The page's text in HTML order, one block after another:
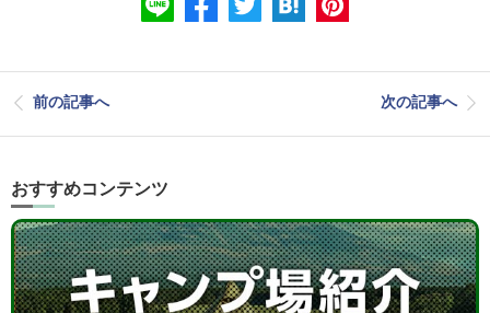
前の記事へ 次の記事へ
おすすめコンテンツ